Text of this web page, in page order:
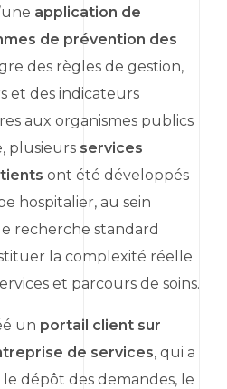
application de
de prévention des
des règles de gestion,
et des indicateurs
aux organismes publics
plusieurs services
ont été développés
hospitalier, au sein
recherche standard
la complexité réelle
et parcours de soins.
un portail client sur
de services, qui a
dépôt des demandes, le